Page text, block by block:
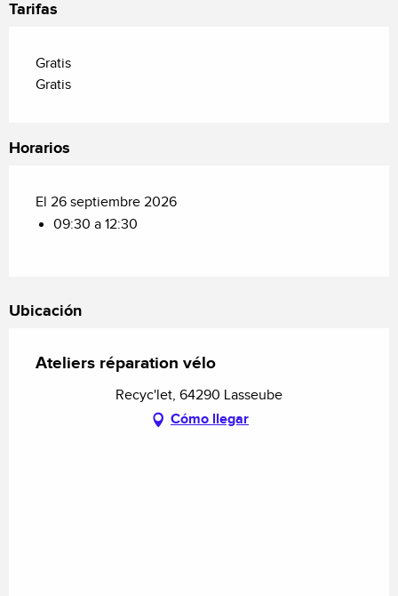
Tarifas
Gratis
Gratis
Horarios
El 26 septiembre 2026
09:30 a 12:30
Ubicación
Ateliers réparation vélo
Recyc'let, 64290 Lasseube
Cómo llegar